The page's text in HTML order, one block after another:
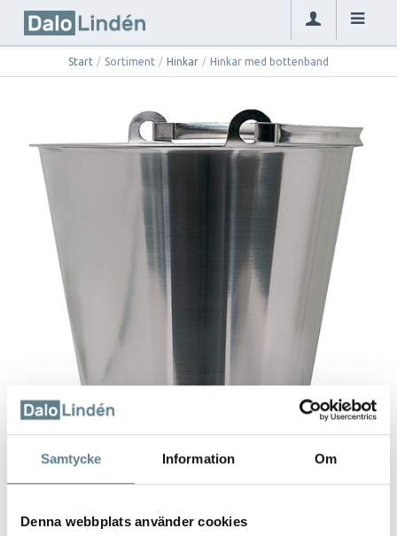
Samtycke Information Om
Denna webbplats använder cookies
Start / Sortiment / Hinkar / Hinkar med bottenband
Hinkar med bottenband